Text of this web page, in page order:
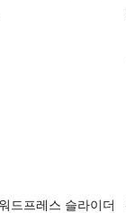
드프레스 슬라이더